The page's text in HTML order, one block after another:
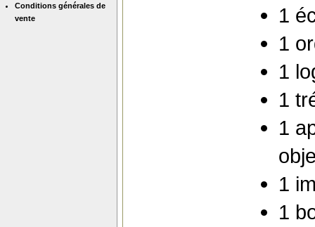
Conditions générales de
vente
1
1
1
1
1
1
1